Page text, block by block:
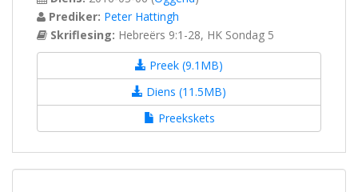
Prediker: Peter Hattingh
Skriflesing: Hebreërs 9:1-28, HK Sondag 5
Preek (9.1MB)
Diens (11.5MB)
Preekskets